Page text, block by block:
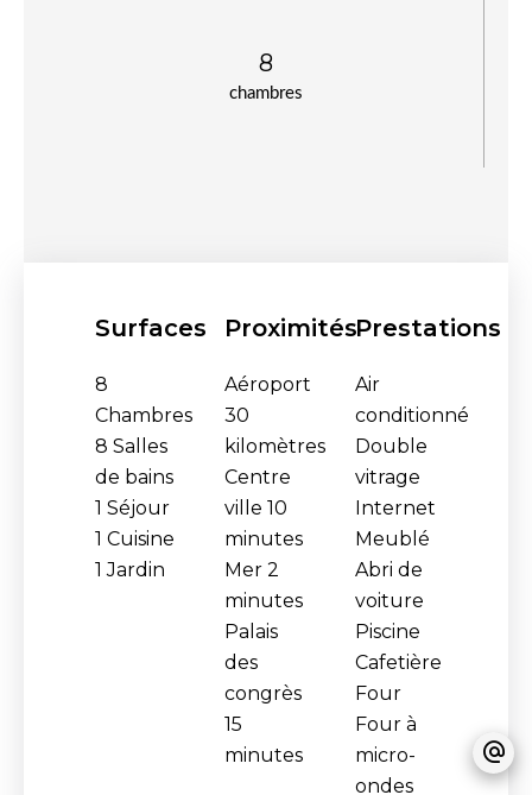
chambres
8
Surfaces
8
Chambres
8 Salles
de bains
1 Séjour
1 Cuisine
1 Jardin
Proximités
Aéroport
30
kilomètres
Centre
ville10
minutes
Mer2
minutes
Palais
des
congrès
15
minutes
Prestations
Air
conditionné
Double
vitrage
Internet
Meublé
Abri de
voiture
Piscine
Cafetière
Four
Four à
micro-
ondes